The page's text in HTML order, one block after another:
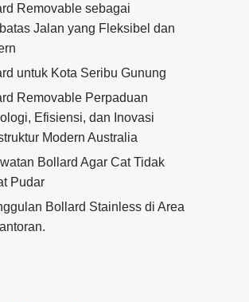
Removable sebagai
Jalan yang Fleksibel dan
untuk Kota Seribu Gunung
Removable Perpaduan
Efisiensi, dan Inovasi
Modern Australia
Bollard Agar Cat Tidak
Pudar
Bollard Stainless di Area